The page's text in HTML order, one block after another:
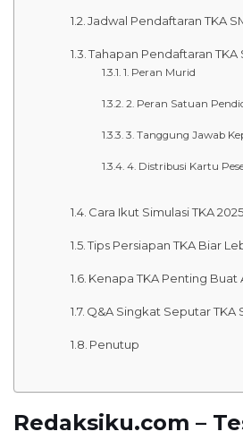
Jadwal Pendaftaran TKA
Tahapan Pendaftaran TKA
1. Peran Murid
2. Peran Satuan
3. Tanggung Jawab
4. Distribusi Kartu
Cara Ikut Simulasi TKA 2025
Tips Persiapan TKA Biar
Kenapa TKA Penting Buat
Q&A Singkat Seputar TKA
Penutup
Redaksiku.com –